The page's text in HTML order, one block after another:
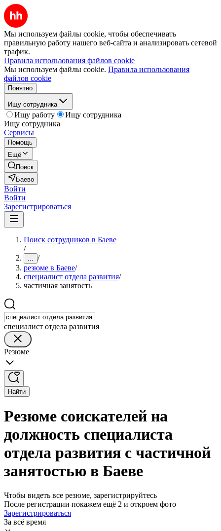
Мы используем файлы cookie, чтобы обеспечивать
правильную работу нашего веб-сайта и анализировать сетевой
трафик.
Правила использования файлов cookie
Мы используем файлы cookie. Правила использования
файлов cookie
Понятно
Ищу сотрудника
Ищу работу
Ищу сотрудника
Ищу сотрудника
Сервисы
Помощь
Ещё
Поиск
Баево
Войти
Войти
Зарегистрироваться
Поиск сотрудников в Баеве
/
... /
резюме в Баеве/
специалист отдела развития/
частичная занятость
специалист отдела развития
Резюме
Найти
Резюме соискателей на
должность специалиста
отдела развития с частичной
занятостью в Баеве
Чтобы видеть все резюме, зарегистрируйтесь
После регистрации покажем ещё 2 и откроем фото
Зарегистрироваться
За всё время